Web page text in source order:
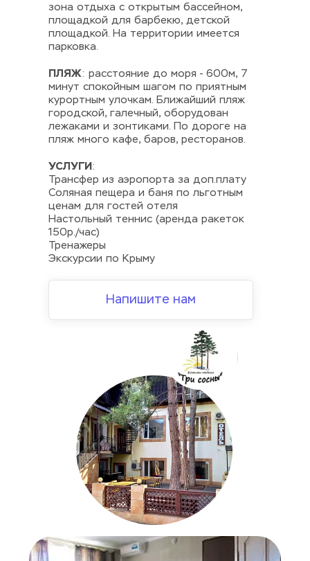
Напишите нам
зона отдыха с открытым бассейном,
площадкой для барбекю, детской
площадкой. На территории имеется
парковка.
ПЛЯЖ: расстояние до моря - 600м, 7
минут спокойным шагом по приятным
курортным улочкам. Ближайший пляж
городской, галечный, оборудован
лежаками и зонтиками. По дороге на
пляж много кафе, баров, ресторанов.
УСЛУГИ:
Трансфер из аэропорта за доп.плату
Соляная пещера и баня по льготным
ценам для гостей отеля
Настольный теннис (аренда ракеток
150р./час)
Тренажеры
Экскурсии по Крыму